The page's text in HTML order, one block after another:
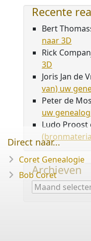
Recente
Bert
naar 3D
Rick
3D
Joris Jan de
van) uw
Peter de Mos
uw
Ludo Proost
Archieven
Archieven
Direct naar...
Coret Genealogie
Bob Coret